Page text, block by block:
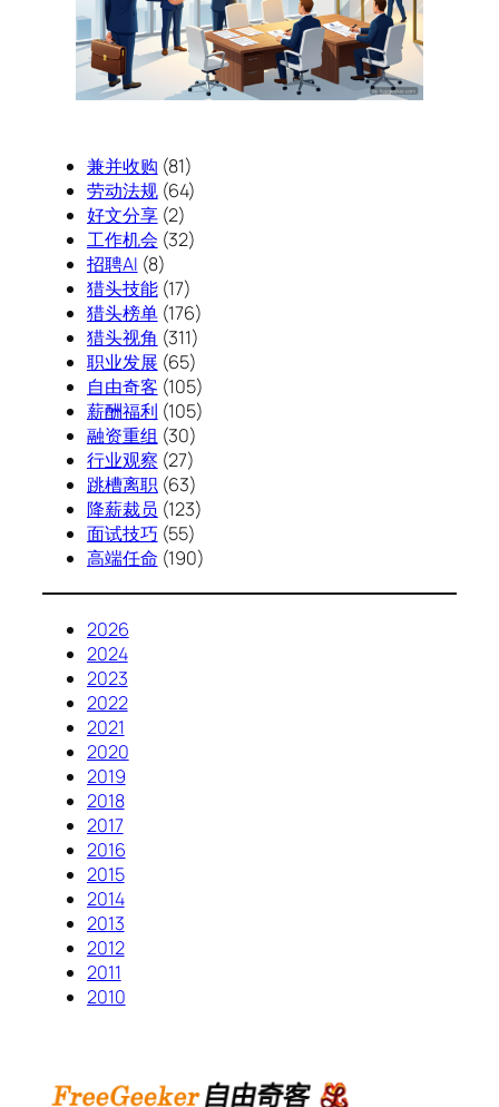
兼并收购 (81)
劳动法规(64)
好文分享(2)
工作机会 (32)
招聘AI (8)
猎头技能(17)
猎头榜单(176)
猎头视角 (311)
职业发展 (65)
自由奇客 (105)
薪酬福利 (105)
融资重组 (30)
行业观察 (27)
跳槽离职(63)
降薪裁员 (123)
面试技巧 (55)
高端任命 (190)
2026
2024
2023
2022
2021
2020
2019
2018
2017
2016
2015
2014
2013
2012
2011
2010